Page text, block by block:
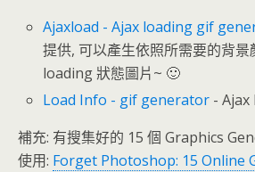
Ajaxload - Ajax loading gif
提供, 可以產生依照所需要的背景
loading 狀態圖片~ 🙂
Load Info - gif generator -
補充: 有搜集好的 15 個 Graphics
使用: Forget Photoshop: 15 Online